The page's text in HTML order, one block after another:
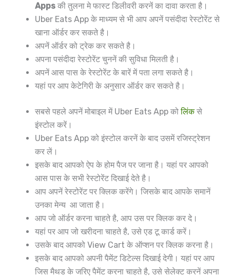
Apps की तुलना मे फास्ट डिलीवरी करनें का दावा करता है।
Uber Eats App के माध्यम से भी आप अपनें पसंदीदा रेस्टोरेंट से
खाना ऑर्डर कर सकते है।
अपनें ऑर्डर को ट्रेक कर सकते है।
अपना पसंदीदा रेस्टोरेंट चुननें की सुविधा मिलती है।
अपनें आस पास के रेस्टोरेंट के बारें में पता लगा सकते है।
यहां पर आप केटेगिरी के अनुसार ऑर्डर कर सकते है।
सबसे पहले अपनें मोबाइल में Uber Eats App कोलिंकसे
इंस्टोल करें।
Uber Eats App को इंस्टोल करनें के बाद उसमें रजिस्ट्रेशन
कर लें।
इसके बाद आपको ऐप के होम पैज पर जाना है। यहां पर आपको
आस पास के सभी रेस्टोरेंट दिखाई देते है।
आप अपनें रेस्टोरेंट पर क्लिक करेंगे। जिसके बाद आपके समानें
उनका मेन्य आ जाता है।
आप जो ऑर्डर करना चाहते है, आप उस पर क्लिक कर दे।
यहां पर आप जो खरीदना चाहते है, उसे एड टू कार्ड करें।
उसके बाद आपको View Cart के ऑप्शन पर क्लिक करना है।
इसके बाद आपको अपनी पैमेंट डिटेल्स दिखाई देगी। यहां पर आप
जिस मैथड के जरिए पैमेंट करना चाहते है, उसे सेलेक्ट करनें अपना